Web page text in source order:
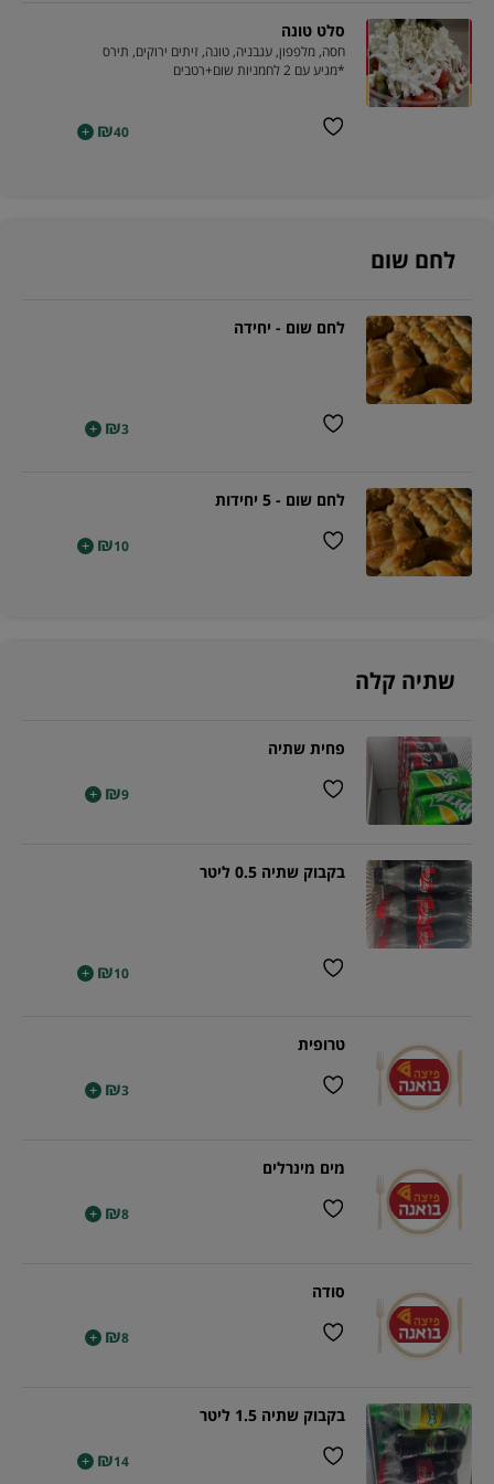
סלט טונה
חסה, מלפפון, עגבניה, טונה, זיתים ירוקים, תירס
*מגיע עם 2 לחמניות שום+רטבים
₪40
+
לחם שום
לחם שום - יחידה
₪3
+
לחם שום - 5 יחידות
₪10
+
שתיה קלה
פחית שתיה
₪9
+
בקבוק שתיה 0.5 ליטר
₪10
+
טרופית
₪3
+
מים מינרלים
₪8
+
סודה
₪8
+
בקבוק שתיה 1.5 ליטר
₪14
+